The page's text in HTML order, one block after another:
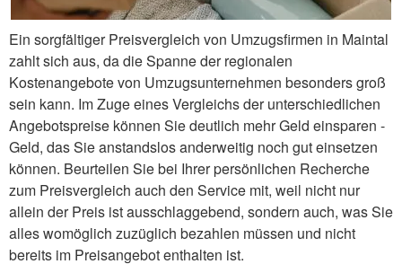
Ein sorgfältiger Preisvergleich von Umzugsfirmen in Maintal
zahlt sich aus, da die Spanne der regionalen
Kostenangebote von Umzugsunternehmen besonders groß
sein kann. Im Zuge eines Vergleichs der unterschiedlichen
Angebotspreise können Sie deutlich mehr Geld einsparen -
Geld, das Sie anstandslos anderweitig noch gut einsetzen
können. Beurteilen Sie bei Ihrer persönlichen Recherche
zum Preisvergleich auch den Service mit, weil nicht nur
allein der Preis ist ausschlaggebend, sondern auch, was Sie
alles womöglich zuzüglich bezahlen müssen und nicht
bereits im Preisangebot enthalten ist.